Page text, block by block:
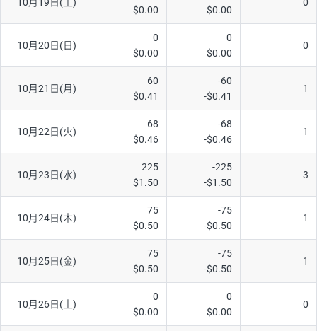
$0.00
$0.00
10月20日(日)
0
$0.00
0
$0.00
0
10月21日(月)
60
$0.41
-60
-$0.41
1
10月22日(火)
68
$0.46
-68
-$0.46
1
10月23日(水)
225
$1.50
-225
-$1.50
3
10月24日(木)
75
$0.50
-75
-$0.50
1
10月25日(金)
75
$0.50
-75
-$0.50
1
10月26日(土)
0
$0.00
0
$0.00
0